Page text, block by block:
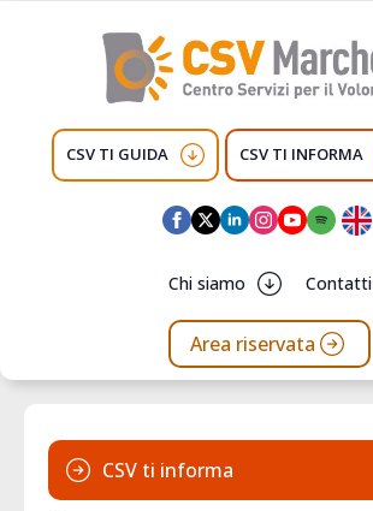
CSV TI GUIDA CSV TI INFORMA
Chi siamo Contatti
Area riservata
CSV ti informa